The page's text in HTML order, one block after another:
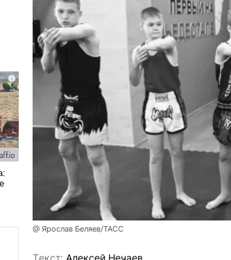
@ Ярослав Беляев/ТАСС